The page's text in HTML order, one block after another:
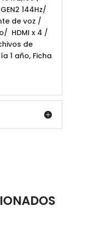
144Hz/
de voz /
HDMI x 4 /
de
1 año, Ficha